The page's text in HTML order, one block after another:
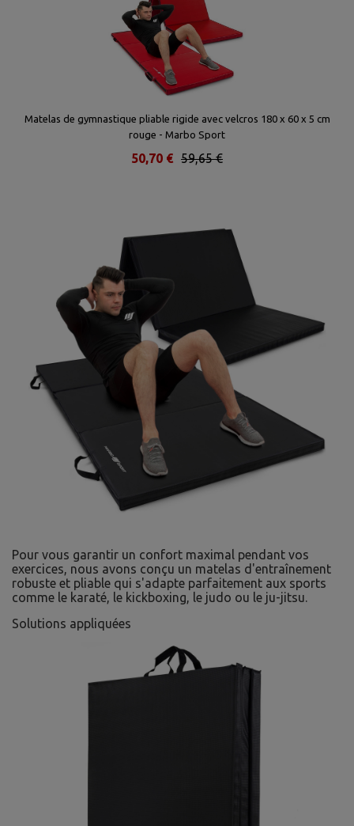
Matelas de gymnastique pliable rigide avec velcros 180 x 60 x 5 cm
rouge - Marbo Sport
59,65 €
50,70 €
Pour vous garantir un confort maximal pendant vos
exercices, nous avons conçu un matelas d'entraînement
robuste et pliable qui s'adapte parfaitement aux sports
comme le karaté, le kickboxing, le judo ou le ju-jitsu.
Solutions appliquées